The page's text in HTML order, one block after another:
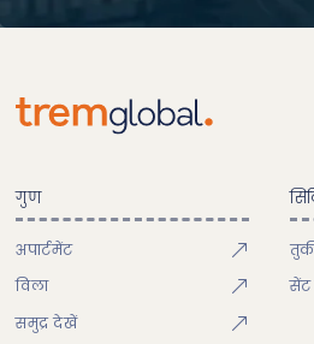
गुण
अपार्टमेंट
विला
समुद्र देखें
सेंट